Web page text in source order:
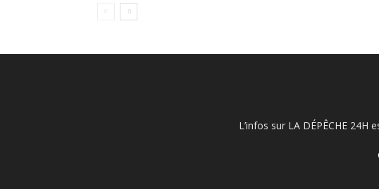
L’infos sur LA DÉPÊCHE